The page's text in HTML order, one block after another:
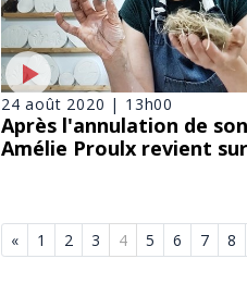
24 août 2020 | 13h00
Après l'annulation de
Amélie Proulx revient
« 1 2 3 4 5 6 7 8